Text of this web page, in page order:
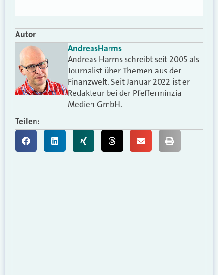
Autor
AndreasHarms
Andreas Harms schreibt seit 2005 als
Journalist über Themen aus der
Finanzwelt. Seit Januar 2022 ist er
Redakteur bei der Pfefferminzia
Medien GmbH.
Teilen: